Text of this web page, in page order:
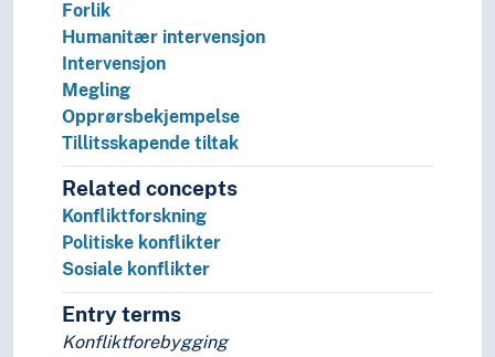
Fred
Fredsforskning
Hegemoni
Industriland
Koalisjoner
Krig
Menneskerettigheter
Myndigheter
Politikk
Politisk filosofi
Politisk makt
Politisk psykologi
Politisk virksomhet
Politiske erklæringer
Forlik
Humanitær intervensjon
Intervensjon
Megling
Opprørsbekjempelse
Tillitsskapende tiltak
Related concepts
Konfliktforskning
Politiske konflikter
Sosiale konflikter
Entry terms
Konfliktforebygging